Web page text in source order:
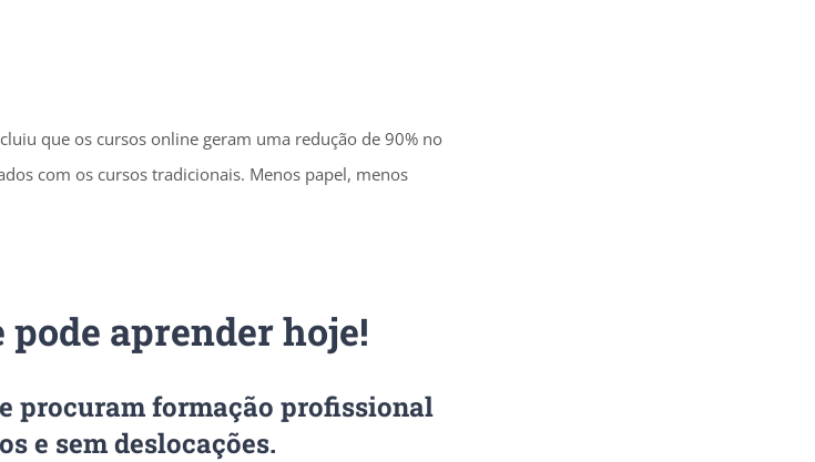
que os cursos online geram uma redução de 90% no
com os cursos tradicionais. Menos papel, menos
aprender hoje!
procuram formação profissional
e sem deslocações.